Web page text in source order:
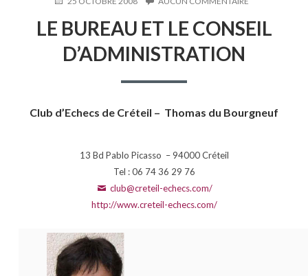
BUREAU
ET
LE BUREAU ET LE CONSEIL
D’ADMINISTRATION
Club d’Echecs de Créteil – Thomas du Bourgneuf
13 Bd Pablo Picasso – 94000 Créteil
Tel : 06 74 36 29 76
club@creteil-echecs.com/
http://www.creteil-echecs.com/